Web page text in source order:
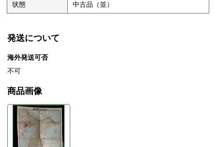
状態 中古品（並）
発送について
海外発送可否
不可
商品画像